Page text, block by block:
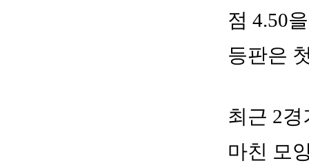
점 4.50
등판은
최근 2
마친 모